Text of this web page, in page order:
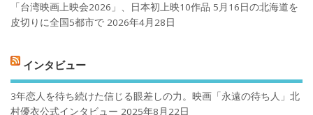
「台湾映画上映会2026」、日本初上映10作品 5月16日の北海道を
皮切りに全国5都市で 2026年4月28日
インタビュー
3年恋人を待ち続けた信じる眼差しの力。映画「永遠の待ち人」北
村優衣公式インタビュー 2025年8月22日